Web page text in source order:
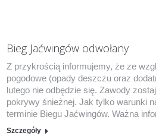
Bieg Jaćwingów odwołany
Z przykrością informujemy, że ze
pogodowe (opady deszczu oraz
lutego nie odbędzie się. Zawody
pokrywy śnieżnej. Jak tylko warunki
terminie Biegu Jaćwingów. Ważna
Szczegóły